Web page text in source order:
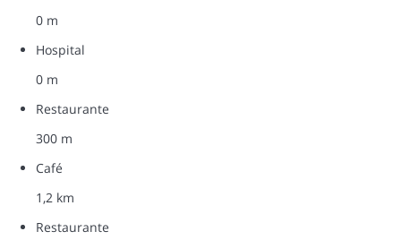
0 m
Hospital
0 m
Restaurante
300 m
Café
1,2 km
Restaurante